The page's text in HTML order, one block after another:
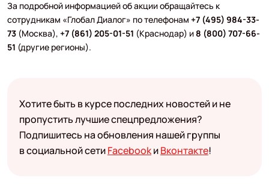
За подробной информацией об акции обращайтесь к
сотрудникам «Глобал Диалог» по телефонам +7 (495) 984-33-
73(Москва), +7 (861) 205-01-51 (Краснодар) и8 (800) 707-66-
51 (другие регионы).
Хотите быть в курсе последних новостей и не
пропустить лучшие спецпредложения?
Подпишитесь на обновления нашей группы
в социальной сетиFacebookиВконтакте!